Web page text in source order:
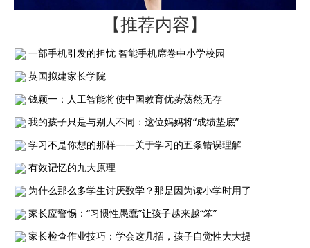
【推荐内容】
一部手机引发的担忧 智能手机席卷中小学校园
英国拟建家长学院
钱颖一：人工智能将使中国教育优势荡然无存
我的孩子只是与别人不同：这位妈妈将“成绩垫底”
学习不是你想的那样——关于学习的五条错误理解
有效记忆的九大原理
为什么那么多学生讨厌数学？那是因为读小学时用了
家长应警惕：“习惯性愚蠢”让孩子越来越“笨”
家长检查作业技巧：学会这几招，孩子自觉性大大提